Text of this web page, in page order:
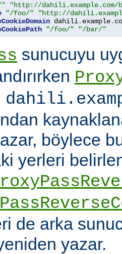
"
"http://dahili.example.com/
"/foo/"
"http://
dahili. example.
"/foo/" "/bar/"
sunucuyu
böylece
yerleri
de arka
yazar.